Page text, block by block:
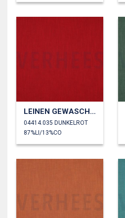
LEINEN GEWASCHEN 230 GM2
04414.035 DUNKELROT
87%LI/13%CO